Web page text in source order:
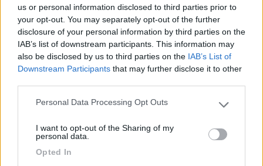
us or personal information disclosed to third parties prior to
your opt-out. You may separately opt-out of the further
disclosure of your personal information by third parties on the
IAB’s list of downstream participants. This information may
also be disclosed by us to third parties on the IAB’s List of
Downstream Participants that may further disclose it to other
Please note that this website/app uses one or more Google
not limited to your visit or usage behaviour. You may click to
grant or deny consent to Google and its third-party tags to
use your data for below specified purposes in below Google
Personal Data Processing Opt Outs
I want to opt-out of the Sharing of my
personal data.
Opted In
Dongo (CO) - 21.5km
Via alla Vigna Del Lago,58